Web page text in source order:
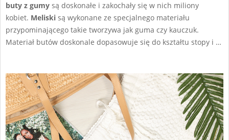
buty z gumy są doskonałe i zakochały się w nich miliony
kobiet. Meliski są wykonane ze specjalnego materiału
przypominającego takie tworzywa jak guma czy kauczuk.
Materiał butów doskonale dopasowuje się do kształtu stopy i …